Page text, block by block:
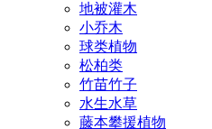
地被灌木
小乔木
球类植物
松柏类
竹苗竹子
水生水草
藤本攀援植物